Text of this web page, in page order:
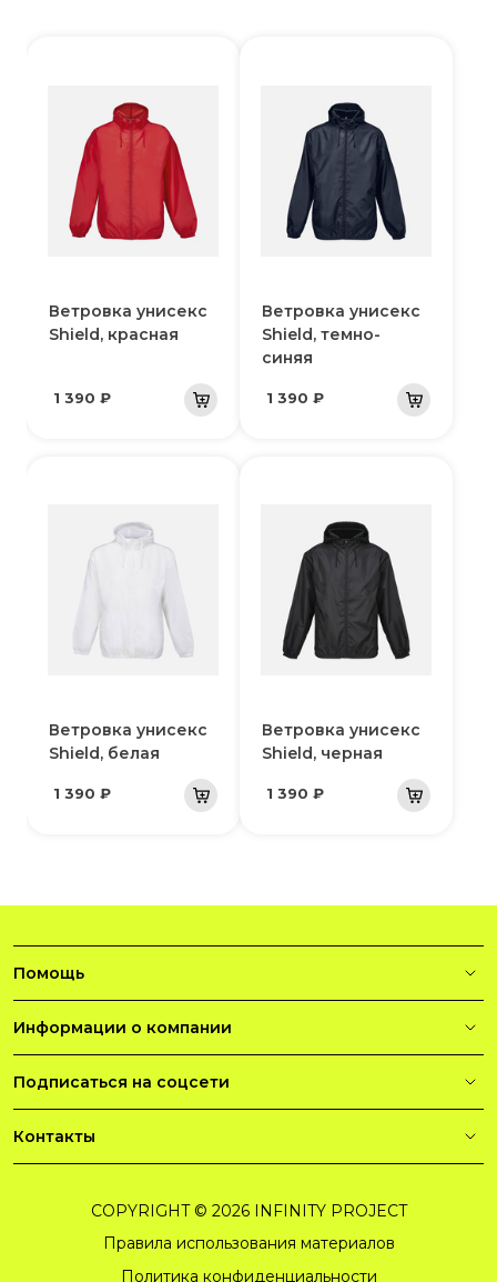
Ветровка унисекс
Shield, красная
1 390 ₽
Ветровка унисекс
Shield, темно-
синяя
1 390 ₽
Ветровка унисекс
Shield, белая
1 390 ₽
Ветровка унисекс
Shield, черная
1 390 ₽
Помощь
Информации о компании
Подписаться на соцсети
Контакты
COPYRIGHT © 2026 INFINITY PROJECT
Правила использования материалов
Политика конфиденциальности